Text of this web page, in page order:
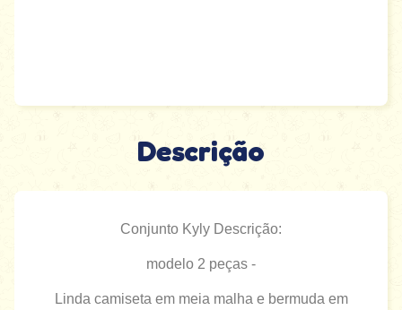
Descrição
Conjunto Kyly Descrição:
modelo 2 peças -
Linda camiseta em meia malha e bermuda em